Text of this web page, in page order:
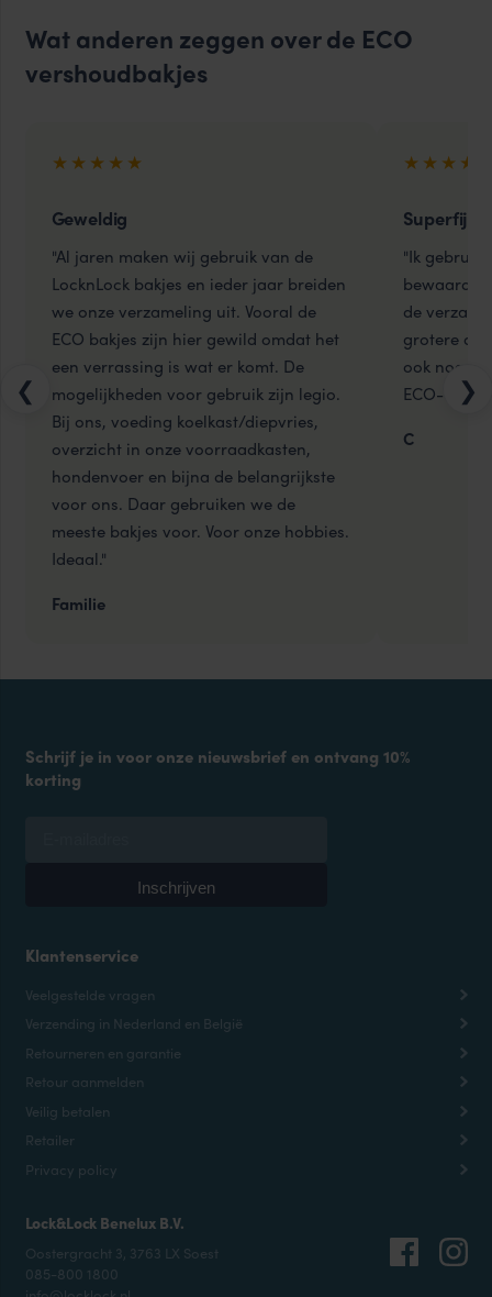
Wat anderen zeggen over de ECO
vershoudbakjes
❮ ❯
★★★★★
Geweldig
"Al jaren maken wij gebruik van de
LocknLock bakjes en ieder jaar breiden
we onze verzameling uit. Vooral de
ECO bakjes zijn hier gewild omdat het
een verrassing is wat er komt. De
mogelijkheden voor gebruik zijn legio.
Bij ons, voeding koelkast/diepvries,
overzicht in onze voorraadkasten,
hondenvoer en bijna de belangrijkste
voor ons. Daar gebruiken we de
meeste bakjes voor. Voor onze hobbies.
Ideaal."
Familie
"Ik gebruik
de
grotere
ook nog
ECO-
C
Klantenservice
Veelgestelde vragen
Verzending in Nederland en België
Retourneren en garantie
Retour aanmelden
Veilig betalen
Retailer
Privacy policy
Lock&Lock Benelux B.V.
Oostergracht 3, 3763 LX Soest
085-800 1800
Schrijf je in voor onze nieuwsbrief en ontvang 10%
korting